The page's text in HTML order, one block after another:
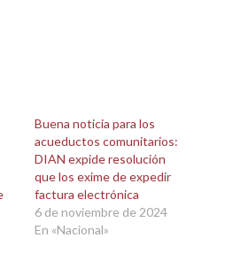
Buena noticia para los
acueductos comunitarios:
DIAN expide resolución
que los exime de expedir
factura electrónica
6 de noviembre de 2024
En «Nacional»